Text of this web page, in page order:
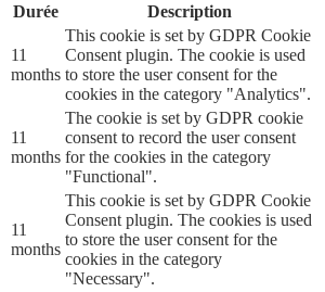
Durée Description
11
months
This cookie is set by GDPR Cookie
Consent plugin. The cookie is used
to store the user consent for the
cookies in the category "Analytics".
11
months
The cookie is set by GDPR cookie
consent to record the user consent
for the cookies in the category
"Functional".
11
months
This cookie is set by GDPR Cookie
Consent plugin. The cookies is used
to store the user consent for the
cookies in the category
"Necessary".